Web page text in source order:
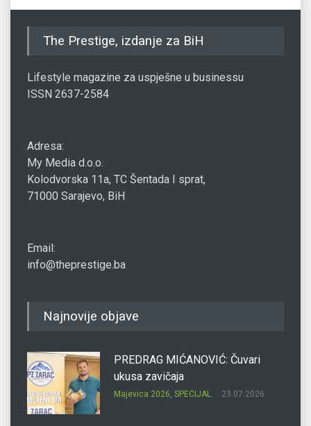
The Prestige, izdanje za BiH
Lifestyle magazine za uspješne u businessu
ISSN 2637-2584
Adresa:
My Media d.o.o.
Kolodvorska 11a, TC Šentada I sprat,
71000 Sarajevo, BiH
Email:
info@theprestige.ba
Najnovije objave
PREDRAG MIĆANOVIĆ: Čuvari
ukusa zavičaja
Majevica 2026, SPECIJAL 23.07.2026.